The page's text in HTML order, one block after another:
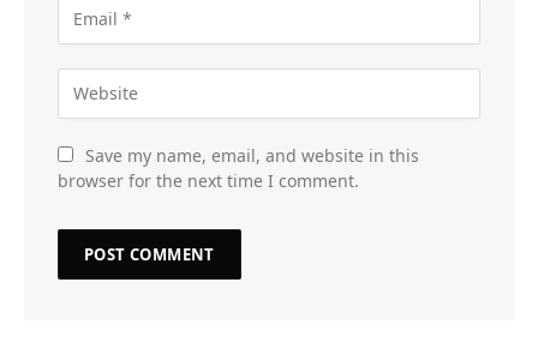
Save my name, email, and website in this
browser for the next time I comment.